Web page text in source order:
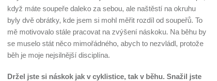
když máte soupeře daleko za sebou, ale naštěstí na okruhu
byly dvě obrátky, kde jsem si mohl měřit rozdíl od soupeřů. To
mě motivovalo stále pracovat na zvýšení náskoku. Na běhu by
se muselo stát něco mimořádného, abych to nezvládl, protože
běh je moje nejsilnější disciplína.
Držel jste si náskok jak v cyklistice, tak v běhu. Snažil jste